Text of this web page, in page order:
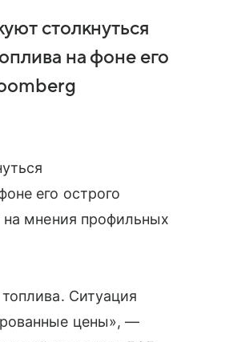
столкнуться
на фоне его
его острого
на мнения профильных
Ситуация
цены», —